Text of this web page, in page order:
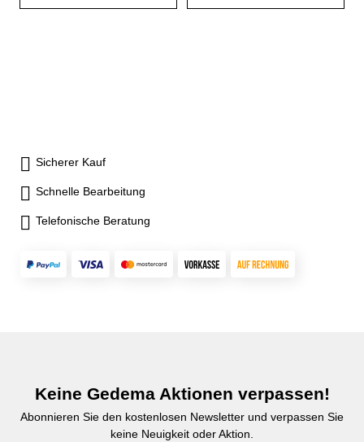
abschließbar Maße: B 800 x T
abschließbar Maße: B 800 x T
Sicherer Kauf
Schnelle Bearbeitung
Telefonische Beratung
Keine Gedema Aktionen verpassen!
Abonnieren Sie den kostenlosen Newsletter und verpassen Sie
keine Neuigkeit oder Aktion.